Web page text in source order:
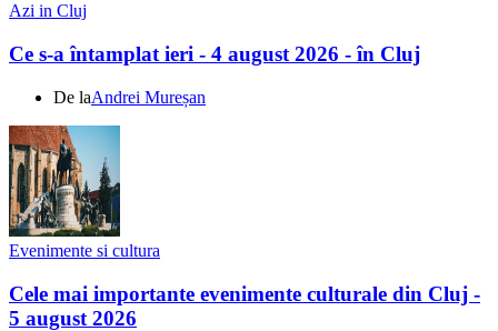
Azi in Cluj
Ce s-a întamplat ieri - 4 august 2026 - în Cluj
De laAndrei Mureșan
Evenimente si cultura
Cele mai importante evenimente culturale din Cluj -
5 august 2026